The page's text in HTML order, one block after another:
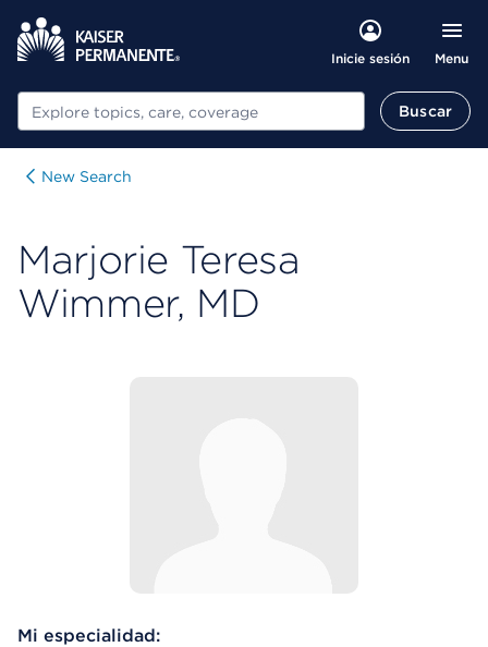
Inicie sesión Menu
Buscar Buscar
New Search
Marjorie Teresa
Wimmer, MD
Mi especialidad: